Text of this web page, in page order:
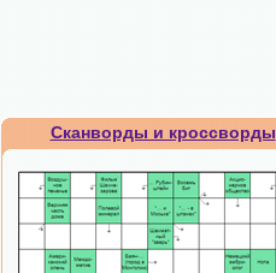
Сканворды и кроссворды